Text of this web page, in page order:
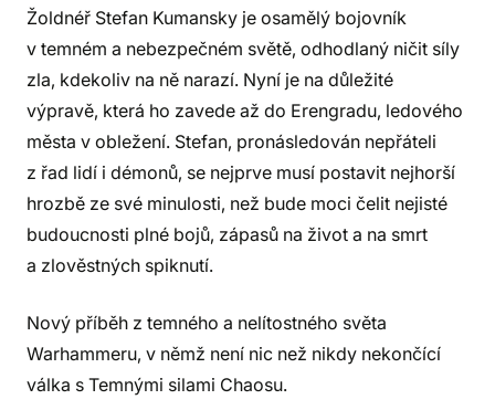
Žoldnéř Stefan Kumansky je osamělý bojovník
v temném a nebezpečném světě, odhodlaný ničit síly
zla, kdekoliv na ně narazí. Nyní je na důležité
výpravě, která ho zavede až do Erengradu, ledového
města v obležení. Stefan, pronásledován nepřáteli
z řad lidí i démonů, se nejprve musí postavit nejhorší
hrozbě ze své minulosti, než bude moci čelit nejisté
budoucnosti plné bojů, zápasů na život a na smrt
a zlověstných spiknutí.
Nový příběh z temného a nelítostného světa
Warhammeru, v němž není nic než nikdy nekončící
válka s Temnými silami Chaosu.